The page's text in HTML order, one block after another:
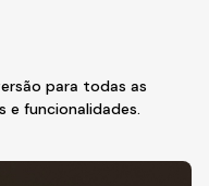
para todas as
e funcionalidades.